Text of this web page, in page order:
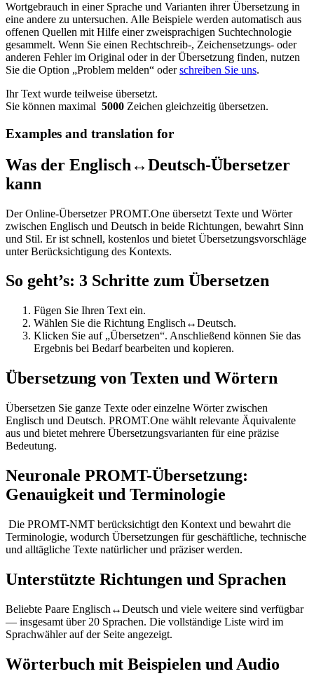
Wortgebrauch in einer Sprache und Varianten ihrer Übersetzung in
eine andere zu untersuchen. Alle Beispiele werden automatisch aus
offenen Quellen mit Hilfe einer zweisprachigen Suchtechnologie
gesammelt. Wenn Sie einen Rechtschreib-, Zeichensetzungs- oder
anderen Fehler im Original oder in der Übersetzung finden, nutzen
Sie die Option „Problem melden“ oderschreiben Sie uns.
Ihr Text wurde teilweise übersetzt.
Sie können maximal 5000 Zeichen gleichzeitig übersetzen.
Examples and translation for
Was der Englisch↔Deutsch-Übersetzer
kann
Der Online-Übersetzer PROMT.One übersetzt Texte und Wörter
zwischen Englisch und Deutsch in beide Richtungen, bewahrt Sinn
und Stil. Er ist schnell, kostenlos und bietet Übersetzungsvorschläge
unter Berücksichtigung des Kontexts.
So geht’s: 3 Schritte zum Übersetzen
Fügen Sie Ihren Text ein.
Wählen Sie die Richtung Englisch↔Deutsch.
Klicken Sie auf „Übersetzen“. Anschließend können Sie das
Ergebnis bei Bedarf bearbeiten und kopieren.
Übersetzung von Texten und Wörtern
Übersetzen Sie ganze Texte oder einzelne Wörter zwischen
Englisch und Deutsch. PROMT.One wählt relevante Äquivalente
aus und bietet mehrere Übersetzungsvarianten für eine präzise
Bedeutung.
Neuronale PROMT-Übersetzung:
Genauigkeit und Terminologie
Die PROMT-NMT berücksichtigt den Kontext und bewahrt die
Terminologie, wodurch Übersetzungen für geschäftliche, technische
und alltägliche Texte natürlicher und präziser werden.
Unterstützte Richtungen und Sprachen
Beliebte Paare Englisch↔Deutsch und viele weitere sind verfügbar
— insgesamt über 20 Sprachen. Die vollständige Liste wird im
Sprachwähler auf der Seite angezeigt.
Wörterbuch mit Beispielen und Audio